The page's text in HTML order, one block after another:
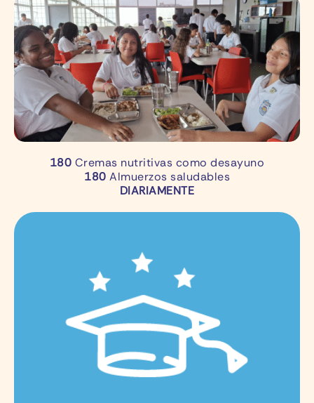
180 Cremas nutritivas como desayuno
180 Almuerzos saludables
DIARIAMENTE